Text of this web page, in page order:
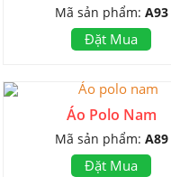
Mã sản phẩm: A93
Đặt Mua
Áo Polo Nam
Mã sản phẩm: A89
Đặt Mua